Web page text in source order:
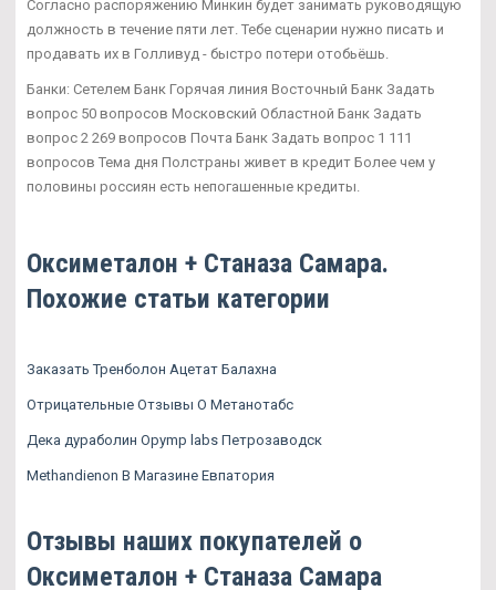
Согласно распоряжению Минкин будет занимать руководящую
должность в течение пяти лет. Тебе сценарии нужно писать и
продавать их в Голливуд - быстро потери отобьёшь.
Банки: Сетелем Банк Горячая линия Восточный Банк Задать
вопрос 50 вопросов Московский Областной Банк Задать
вопрос 2 269 вопросов Почта Банк Задать вопрос 1 111
вопросов Тема дня Полстраны живет в кредит Более чем у
половины россиян есть непогашенные кредиты.
Оксиметалон + Станаза Самара.
Похожие статьи категории
Заказать Тренболон Ацетат Балахна
Отрицательные Отзывы О Метанотабс
Дека дураболин Opymp labs Петрозаводск
Methandienon В Магазине Евпатория
Отзывы наших покупателей о
Оксиметалон + Станаза Самара